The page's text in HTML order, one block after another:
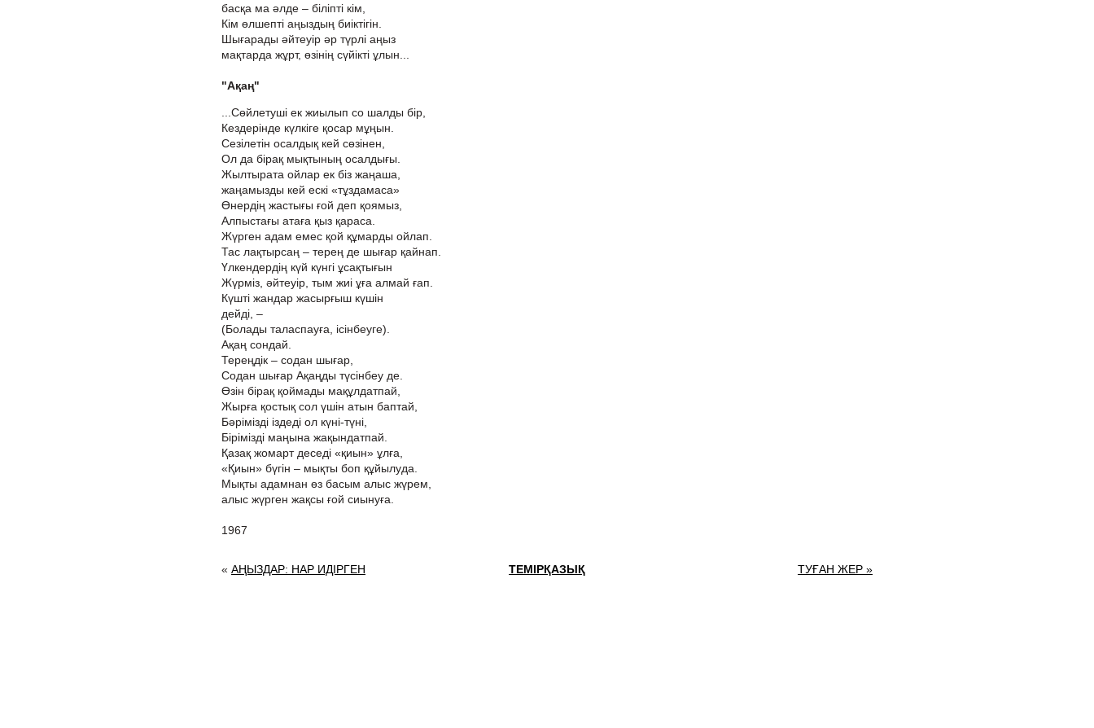
басқа ма әлде – біліпті кім,
Кім өлшепті аңыздың биіктігін.
Шығарады әйтеуір әр түрлі аңыз
мақтарда жұрт, өзінің сүйікті ұлын...
"Ақаң"
...Сөйлетуші ек жиылып со шалды бір,
Кездерінде күлкіге қосар мұңын.
Сезілетін осалдық кей сөзінен,
Ол да бірақ мықтының осалдығы.
Жылтырата ойлар ек біз жаңаша,
жаңамызды кей ескі «тұздамаса»
Өнердің жастығы ғой деп қоямыз,
Алпыстағы атаға қыз қараса.
Жүрген адам емес қой құмарды ойлап.
Тас лақтырсаң – терең де шығар қайнап.
Үлкендердің күй күнгі ұсақтығын
Жүрміз, әйтеуір, тым жиі ұға алмай ғап.
Күшті жандар жасырғыш күшін
дейді, –
(Болады таласпауға, ісінбеуге).
Ақаң сондай.
Тереңдік – содан шығар,
Содан шығар Ақаңды түсінбеу де.
Өзін бірақ қоймады мақұлдатпай,
Жырға қостық сол үшін атын баптай,
Бәрімізді іздеді ол күні-түні,
Бірімізді маңына жақындатпай.
Қазақ жомарт деседі «қиын» ұлға,
«Қиын» бүгін – мықты боп құйылуда.
Мықты адамнан өз басым алыс жүрем,
алыс жүрген жақсы ғой сиынуға.
1967
« АҢЫЗДАР: НАР ИДІРГЕН ТЕМІРҚАЗЫҚ ТУҒАН ЖЕР »